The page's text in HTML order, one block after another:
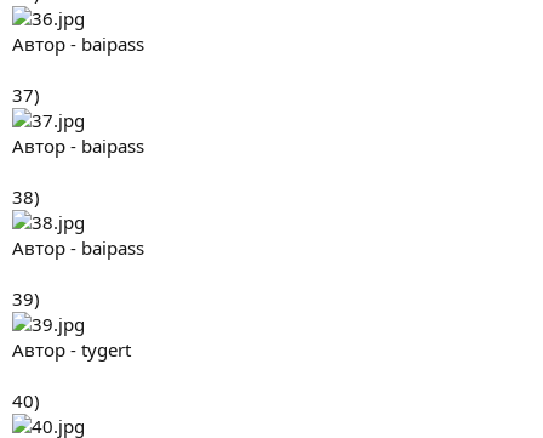
Автор - baipass
37)
Автор - baipass
38)
Автор - baipass
39)
Автор - tygert
40)